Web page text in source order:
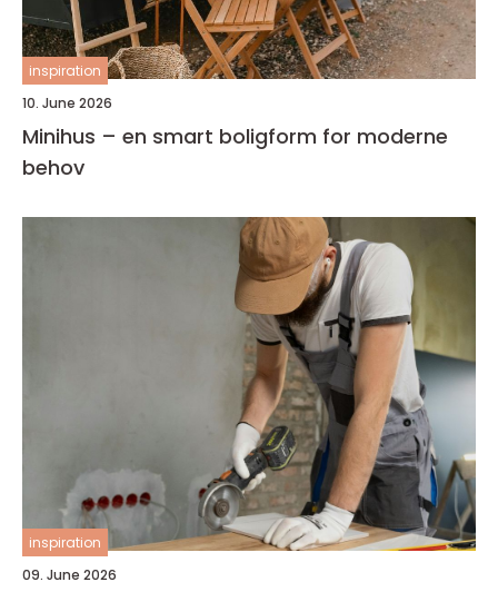
inspiration
10. June 2026
Minihus – en smart boligform for moderne
behov
inspiration
09. June 2026